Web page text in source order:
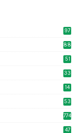
97
88
51
33
14
53
774
47